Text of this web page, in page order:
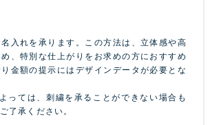
入れを承ります。この方法は、立体感や高
、特別な仕上がりをお求めの方におすすめ
金額の提示にはデザインデータが必要とな
っては、刺繍を承ることができない場合も
了承ください。